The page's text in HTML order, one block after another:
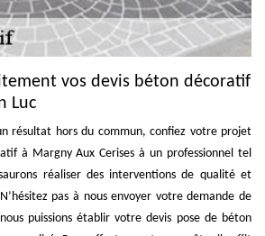
vos devis béton décoratif
Luc
résultat hors du commun, confiez votre projet
à Margny Aux Cerises à un professionnel tel
réaliser des interventions de qualité et
pas à nous envoyer votre demande de
puissions établir votre devis pose de béton